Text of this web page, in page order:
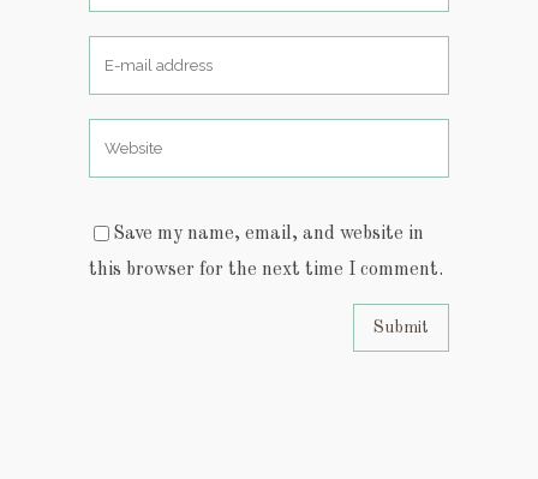
Save my name, email, and website in
this browser for the next time I comment.